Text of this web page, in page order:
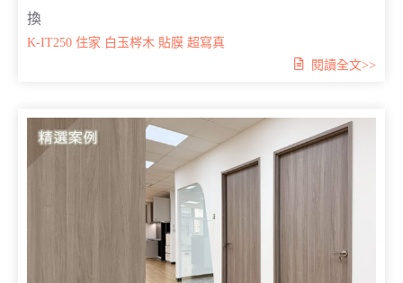
換
K-IT250 住家 白玉梣木 貼膜 超寫真
閱讀全文>>